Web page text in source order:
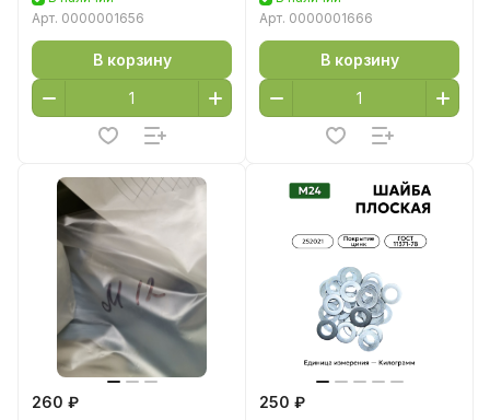
Арт. 0000001656
В корзину
Арт. 0000001666
В корзину
260 ₽
250 ₽